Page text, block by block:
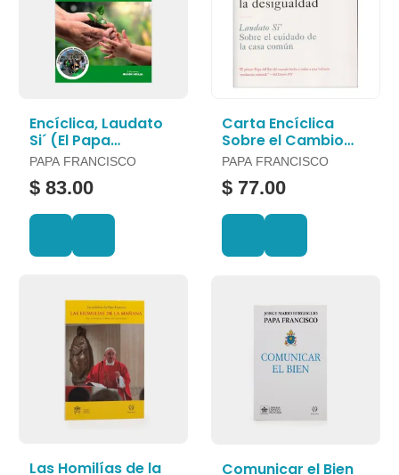
Encíclica, Laudato
Si´ (El Papa
Francisco y el
Común)
PAPA FRANCISCO
$ 83.00
Carta Encíclica
Sobre el Cambio
Climático y la
PAPA FRANCISCO
$ 77.00
Las Homilías de la
Comunicar el Bien